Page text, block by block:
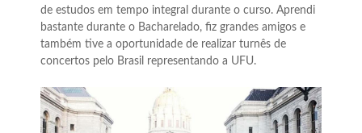
de estudos em tempo integral durante o curso. Aprendi
bastante durante o Bacharelado, fiz grandes amigos e
também tive a oportunidade de realizar turnês de
concertos pelo Brasil representando a UFU.